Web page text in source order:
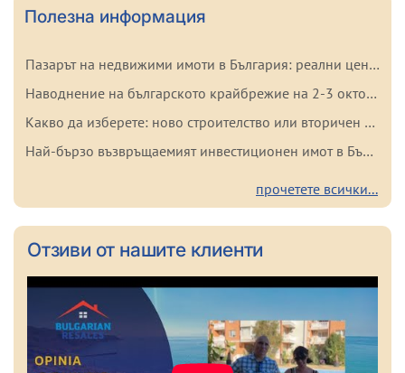
Полезна информация
Пазарът на недвижими имоти в България: реални цени и тенденции на 2026 г.
Наводнение на българското крайбрежие на 2-3 октомври 2025 г.: важни факти за купувачите
Какво да изберете: ново строителство или вторичен имот в България? Плюсове и минуси на всеки вариант
Най-бързо възвръщаемият инвестиционен имот в България
прочетете всички...
Oтзиви от нашите клиенти